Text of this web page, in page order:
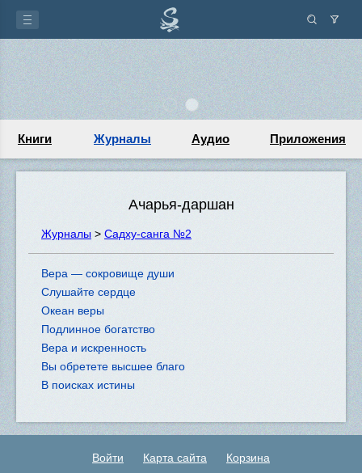
Книги Журналы Аудио Приложения
Ачарья-даршан
Журналы > Садху-санга №2
Вера — сокровище души
Слушайте сердце
Океан веры
Подлинное богатство
Вера и искренность
Вы обретете высшее благо
В поисках истины
Войти Карта сайта
Корзина